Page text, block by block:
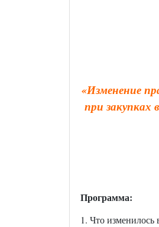
«Изменение
при закупках
Программа:
1. Что изменилось